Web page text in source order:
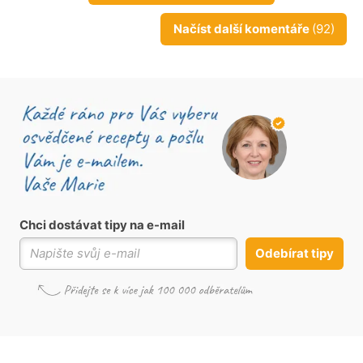
Načíst další komentáře (92)
Chci dostávat tipy na e-mail
Odebírat tipy